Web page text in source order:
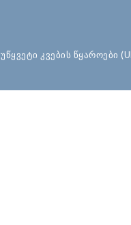
უწყვეტი კვების წყაროები